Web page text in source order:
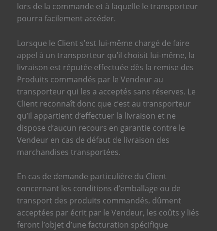
lors de la commande et à laquelle le transporteur
pourra facilement accéder.
Lorsque le Client s’est lui-même chargé de faire
appel à un transporteur qu’il choisit lui-même, la
livraison est réputée effectuée dès la remise des
Produits commandés par le Vendeur au
transporteur qui les a acceptés sans réserves. Le
Client reconnaît donc que c’est au transporteur
qu’il appartient d’effectuer la livraison et ne
dispose d’aucun recours en garantie contre le
Vendeur en cas de défaut de livraison des
marchandises transportées.
En cas de demande particulière du Client
concernant les conditions d’emballage ou de
transport des produits commandés, dûment
acceptées par écrit par le Vendeur, les coûts y liés
feront l’objet d’une facturation spécifique